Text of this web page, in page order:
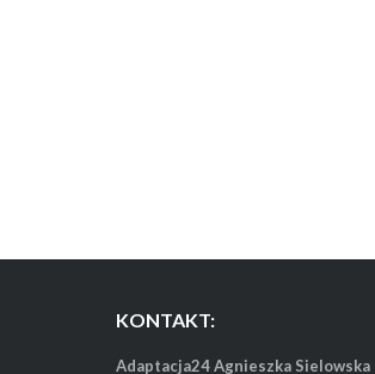
KONTAKT:
Adaptacja24 Agnieszka Sielowska